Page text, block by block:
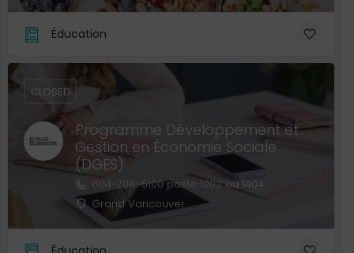
Éducation
Programme Développement et
Gestion en Économie Sociale
(DGES)
604-708-5100 poste 1202 ou 1404
Grand Vancouver
CLOSED